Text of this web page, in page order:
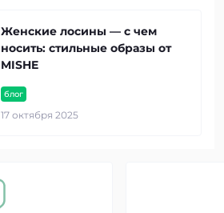
блог
17 октября 2025
Женские лосины — с чем
носить: стильные образы от
MISHE